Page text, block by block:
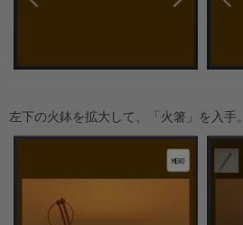
左下の火鉢を拡大して、「火箸」を入手。